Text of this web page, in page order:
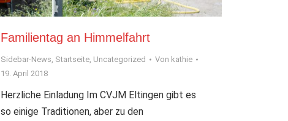
Familientag an Himmelfahrt
Sidebar-News, Startseite, Uncategorized Von kathie
19. April 2018
Herzliche Einladung Im CVJM Eltingen gibt es
so einige Traditionen, aber zu den